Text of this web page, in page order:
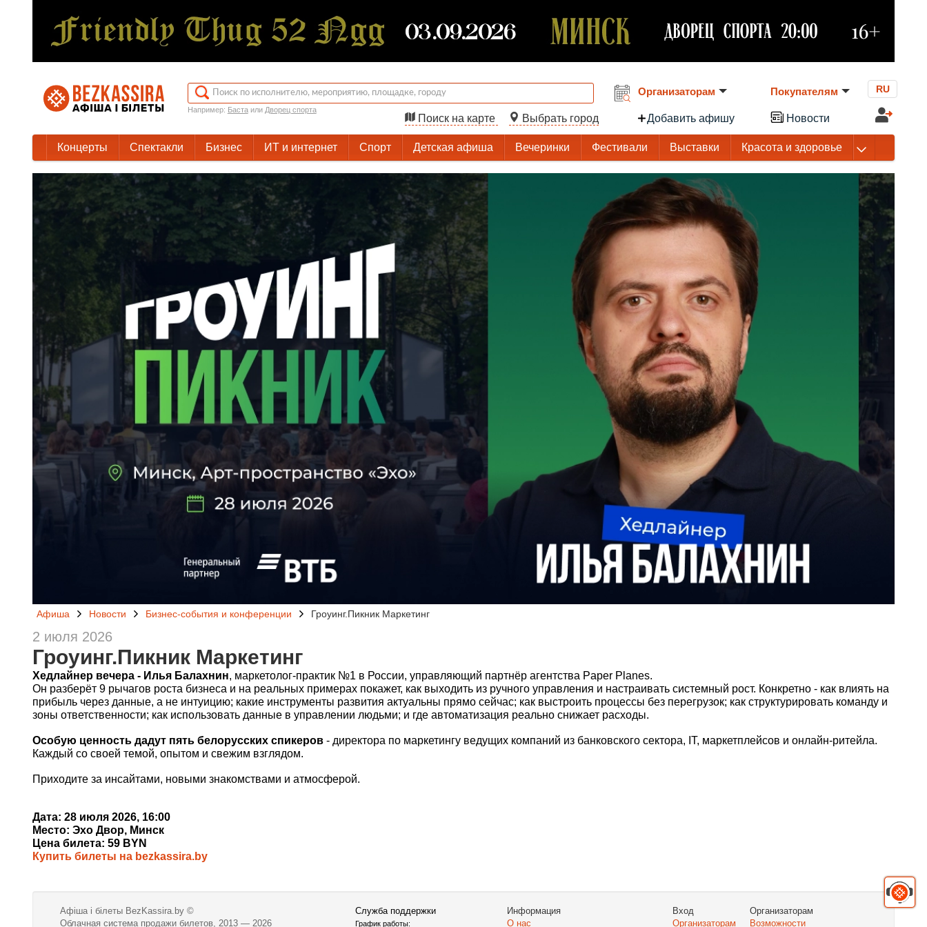
Например: Бастаили Дворец спорта
Поиск на карте Выбрать город
Организаторам
Добавить афишу
Покупателям
Новости
RU
Концерты Спектакли Бизнес ИТ и интернет Спорт Детская афиша Вечеринки Фестивали Выставки Красота и здоровье
Афиша Новости Бизнес-события и конференции Гроуинг.Пикник Маркетинг
2 июля 2026
Гроуинг.Пикник Маркетинг
Хедлайнер вечера - Илья Балахнин, маркетолог-практик №1 в России, управляющий партнёр агентства Paper Planes.
Он разберёт 9 рычагов роста бизнеса и на реальных примерах покажет, как выходить из ручного управления и настраивать системный рост. Конкретно - как влиять на
прибыль через данные, а не интуицию; какие инструменты развития актуальны прямо сейчас; как выстроить процессы без перегрузок; как структурировать команду и
зоны ответственности; как использовать данные в управлении людьми; и где автоматизация реально снижает расходы.
Особую ценность дадут пять белорусских спикеров - директора по маркетингу ведущих компаний из банковского сектора, IT, маркетплейсов и онлайн-ритейла.
Каждый со своей темой, опытом и свежим взглядом.
Приходите за инсайтами, новыми знакомствами и атмосферой.
Дата: 28 июля 2026, 16:00
Место: Эхо Двор, Минск
Цена билета: 59 BYN
Купить билеты на bezkassira.by
Афіша і білеты BezKassira.by ©
Облачная система продажи билетов, 2013 — 2026
Служба поддержки
График работы:
Информация
О нас
Вход
Организаторам
Организаторам
Возможности